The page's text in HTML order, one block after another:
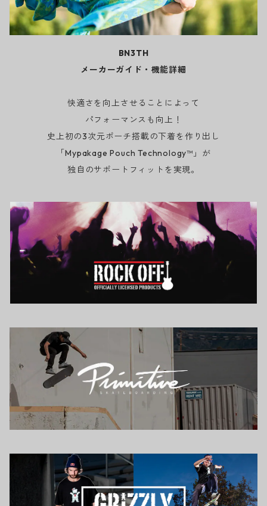
BN3TH
メーカーガイド・機能詳細
快適さを向上させることによって
パフォーマンスも向上！
史上初の3次元ポーチ搭載の下着を作り出し
「Mypakage Pouch Technology™」が
独自のサポートフィットを実現。